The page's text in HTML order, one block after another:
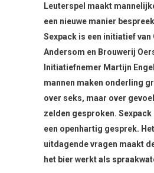
Leuterspel maakt
een nieuwe manier
Sexpack is een initiatief van
Andersom en Brouwerij
Initiatiefnemer Martijn
mannen maken onderling
over seks, maar over
zelden gesproken. Sexpack
een openhartig gesprek.
uitdagende vragen maakt
het bier werkt als